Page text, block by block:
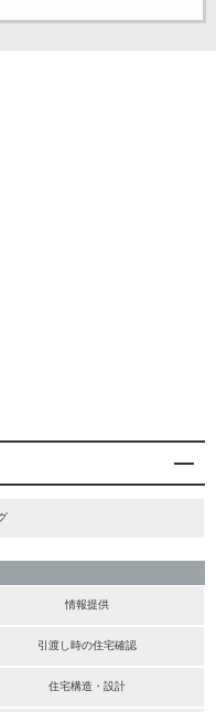
情報提供
引渡し時の住宅確認
住宅構造・設計